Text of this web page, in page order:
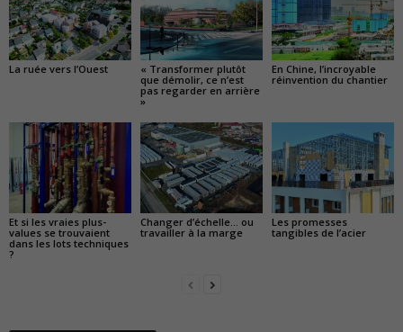
La ruée vers l’Ouest
« Transformer plutôt
que démolir, ce n’est
pas regarder en arrière
»
En Chine, l’incroyable
réinvention du chantier
Et si les vraies plus-
values se trouvaient
dans les lots techniques
?
Changer d’échelle… ou
travailler à la marge
Les promesses
tangibles de l’acier